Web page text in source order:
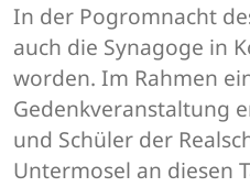
In der Pogromnacht
auch die Synagoge in
worden. Im Rahmen
Gedenkveranstaltung
und Schüler der
Untermosel an diesen